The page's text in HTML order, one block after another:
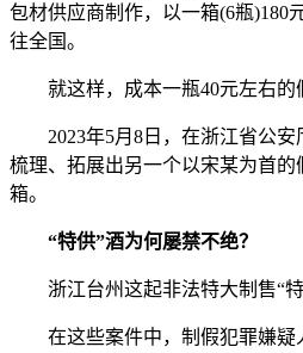
包材供应商制作，以一箱(6瓶)180
往全国。
就这样，成本一瓶40元左右的
2023年5月8日，在浙江省公
梳理、拓展出另一个以宋某为首的
箱。
“特供”酒为何屡禁不绝？
浙江台州这起非法特大制售“
在这些案件中，制假犯罪嫌